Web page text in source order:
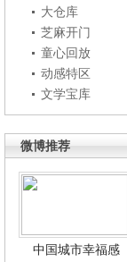
大仓库
芝麻开门
童心回放
动感特区
文学宝库
微博推荐
中国城市幸福感